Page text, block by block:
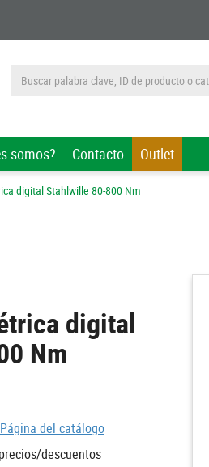
somos? Contacto Outlet
digital Stahlwille 80-800 Nm
digital
Nm
Página del catálogo
descuentos